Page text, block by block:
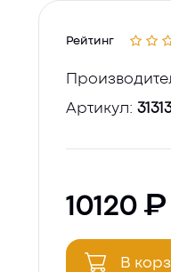
Рейтинг
Артикул:
10120
В